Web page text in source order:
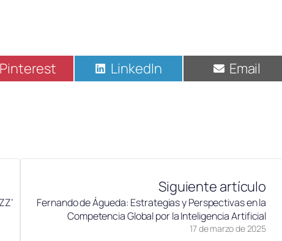
Compartir
Pinterest Compartir
en
LinkedIn Compartir
en
Email
Siguiente artículo
17 de marzo de 2025
Fernando de Águeda: Estrategias y Perspectivas en la
Competencia Global por la Inteligencia Artificial